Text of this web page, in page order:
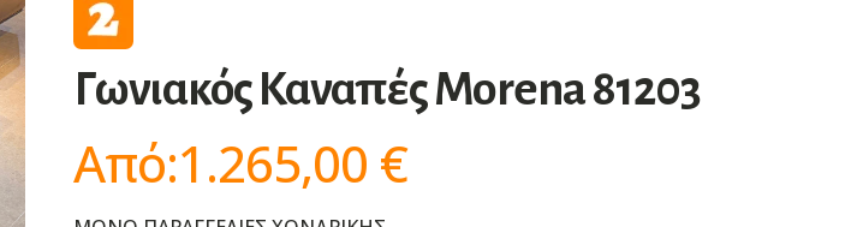
Γωνιακός Καναπές Morena 81203
Από:1.265,00 €